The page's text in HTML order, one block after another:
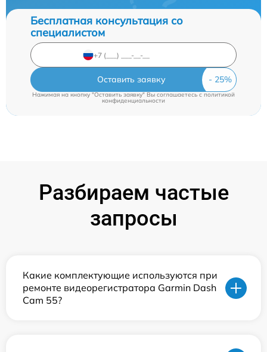
Бесплатная консультация со
специалистом
Оставить заявку
Нажимая на кнопку "Оставить заявку" Вы соглашаетесь c политикой
конфиденциальности
Разбираем частые
запросы
Какие комплектующие используются при
ремонте видеорегистратора Garmin Dash
Cam 55?